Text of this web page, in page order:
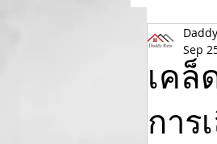
เค
การ
Sep